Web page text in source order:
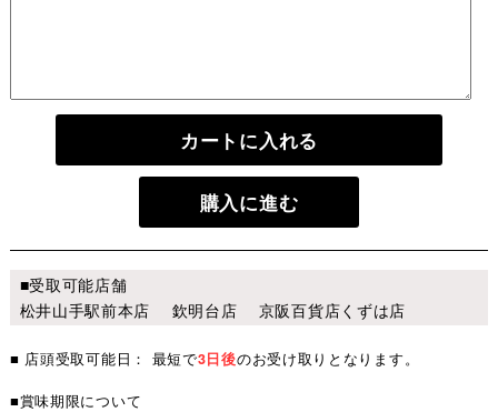
カートに入れる
購入に進む
■受取可能店舗
松井山手駅前本店 欽明台店 京阪百貨店くずは店
■ 店頭受取可能日： 最短で3日後のお受け取りとなります。
■賞味期限について